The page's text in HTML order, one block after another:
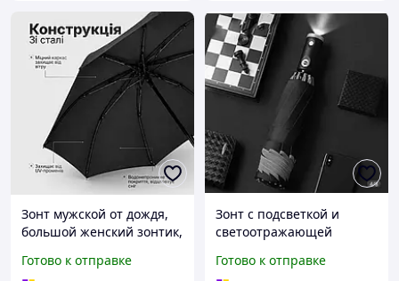
Зонт мужской от дождя,
большой женский зонтик,
зонтик, ветроустойчивые
Готово к отправке
Зонт с подсветкой и
светоотражающей
105 см черный
Готово к отправке